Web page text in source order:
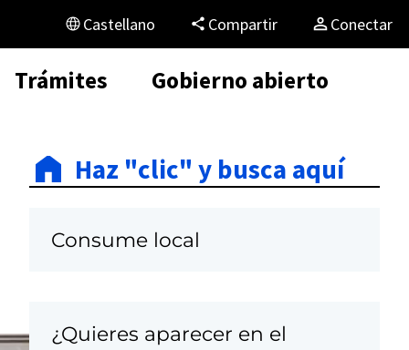
Castellano Compartir Conectar
Trámites Gobierno abierto
Haz "clic" y busca aquí
Consume local
¿Quieres aparecer en el